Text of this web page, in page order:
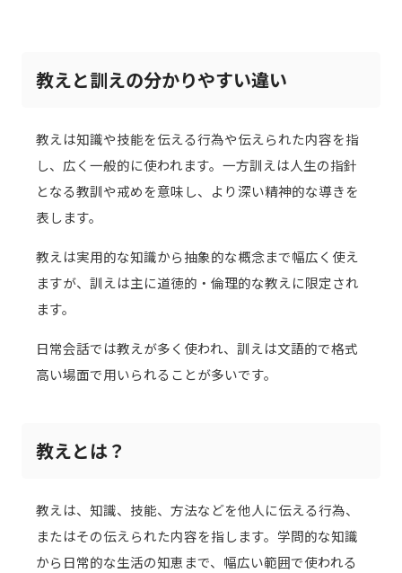
教えと訓えの分かりやすい違い
教えは知識や技能を伝える行為や伝えられた内容を指
し、広く一般的に使われます。一方訓えは人生の指針
となる教訓や戒めを意味し、より深い精神的な導きを
表します。
教えは実用的な知識から抽象的な概念まで幅広く使え
ますが、訓えは主に道徳的・倫理的な教えに限定され
ます。
日常会話では教えが多く使われ、訓えは文語的で格式
高い場面で用いられることが多いです。
教えとは？
教えは、知識、技能、方法などを他人に伝える行為、
またはその伝えられた内容を指します。学問的な知識
から日常的な生活の知恵まで、幅広い範囲で使われる